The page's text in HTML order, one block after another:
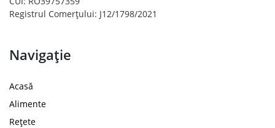
Registrul Comerțului: J12/1798/2021
Navigație
Acasă
Alimente
Rețete